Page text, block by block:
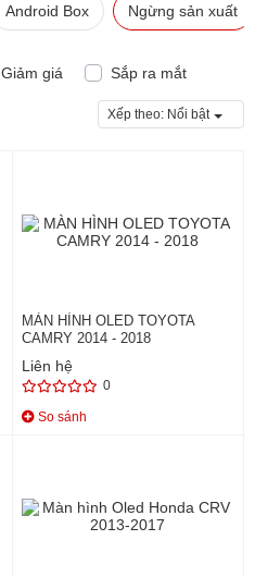
Android Box Ngừng sản xuất
Giảm giá Sắp ra mắt
Xếp theo: Nổi bật
MÀN HÌNH OLED TOYOTA
CAMRY 2014 - 2018
Liên hệ
0
So sánh